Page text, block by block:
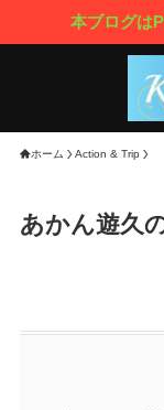
ができます
ホーム Action & Trip
あかん遊久